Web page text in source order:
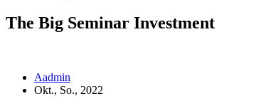
The Big Seminar Investment
Aadmin
Okt., So., 2022